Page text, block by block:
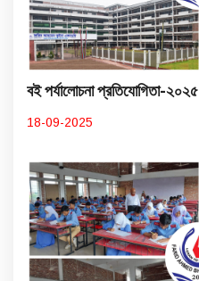
বই পর্যালোচনা প্রতিযোগিতা-২০২৫
18-09-2025